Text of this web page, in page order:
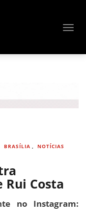
BRASÍLIA ,
NOTÍCIAS
Rui Costa
no Instagram: